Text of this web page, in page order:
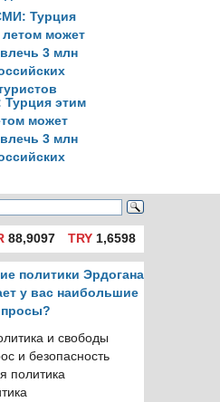
этим
может
3 млн
88,9097 TRY1,6598
политики Эрдогана
у вас наибольшие
и свободы
и безопасность
политика